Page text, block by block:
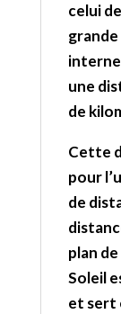
celui
une
de
Cette
pour
de
plan
Soleil
et sert